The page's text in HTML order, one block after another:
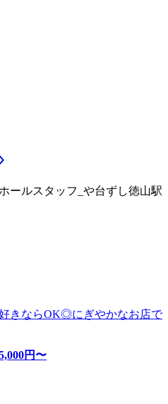
ールスタッフ_や台ずし徳山駅
きならOK◎にぎやかなお店で
円〜